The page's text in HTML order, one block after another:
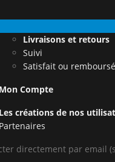
Livraisons et retours
Suivi
Satisfait ou remboursé
Mon Compte
Les créations de nos
Partenaires
directement par email